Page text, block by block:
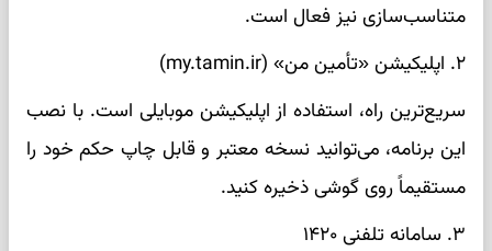
متناسب‌سازی نیز فعال است.
۲. اپلیکیشن «تأمین من» (my.tamin.ir)
سریع‌ترین راه، استفاده از اپلیکیشن موبایلی است. با نصب
این برنامه، می‌توانید نسخه معتبر و قابل چاپ حکم خود را
مستقیماً روی گوشی ذخیره کنید.
۳. سامانه تلفنی ۱۴۲۰